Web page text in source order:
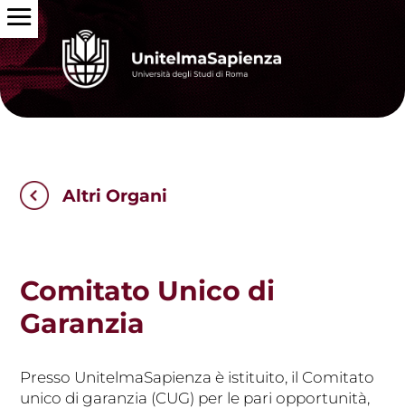
Altri Organi
Comitato Unico di
Garanzia
Presso UnitelmaSapienza è istituito, il Comitato
unico di garanzia (CUG) per le pari opportunità,